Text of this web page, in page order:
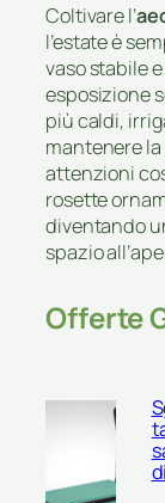
Coltivare l’
l’estate è
vaso stabile
esposizione
più caldi,
mantenere
attenzioni
rosette
diventando
spazio
Offerte